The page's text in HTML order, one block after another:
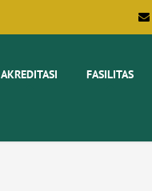
AKREDITASI FASILITAS